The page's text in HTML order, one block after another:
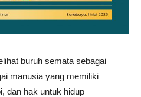
buruh semata sebagai
manusia yang memiliki
dan hak untuk hidup